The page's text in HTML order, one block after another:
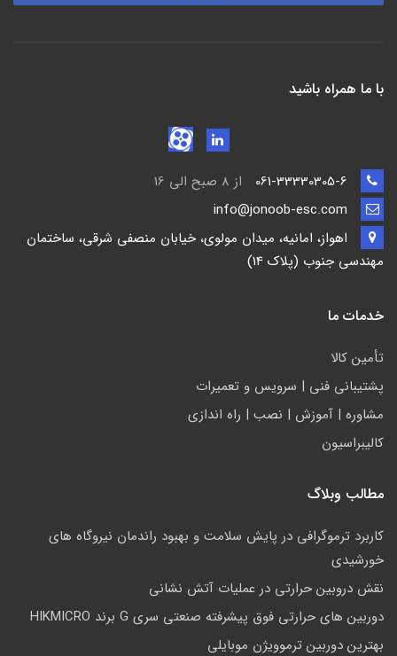
با ما همراه باشید
از 8 صبح الی 16
اهواز، امانیه، میدان مولوی، خیابان منصفی شرقی، ساختمان
مهندسی جنوب (پلاک 14)
خدمات ما
تأمين كالا
پشتيباني فني | سرويس و تعمیرات
مشاوره | آموزش | نصب | راه اندازی
کالیبراسیون
مطالب وبلاگ
کاربرد ترموگرافی در پایش سلامت و بهبود راندمان نیروگاه های
خورشیدی
نقش دروبین حرارتی در عملیات آتش نشانی
دوربین های حرارتی فوق پیشرفته صنعتی سری G برند HIKMICRO
بهترین دوربین ترموویژن موبایلی